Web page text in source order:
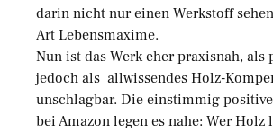
darin nicht nur einen Werkstoff
Art Lebensmaxime.
Nun ist das Werk eher praxisnah, als
jedoch als allwissendes Holz-
unschlagbar. Die einstimmig
bei Amazon legen es nahe: Wer Holz